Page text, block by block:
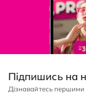
Підпишись на
Дізнавайтесь першими